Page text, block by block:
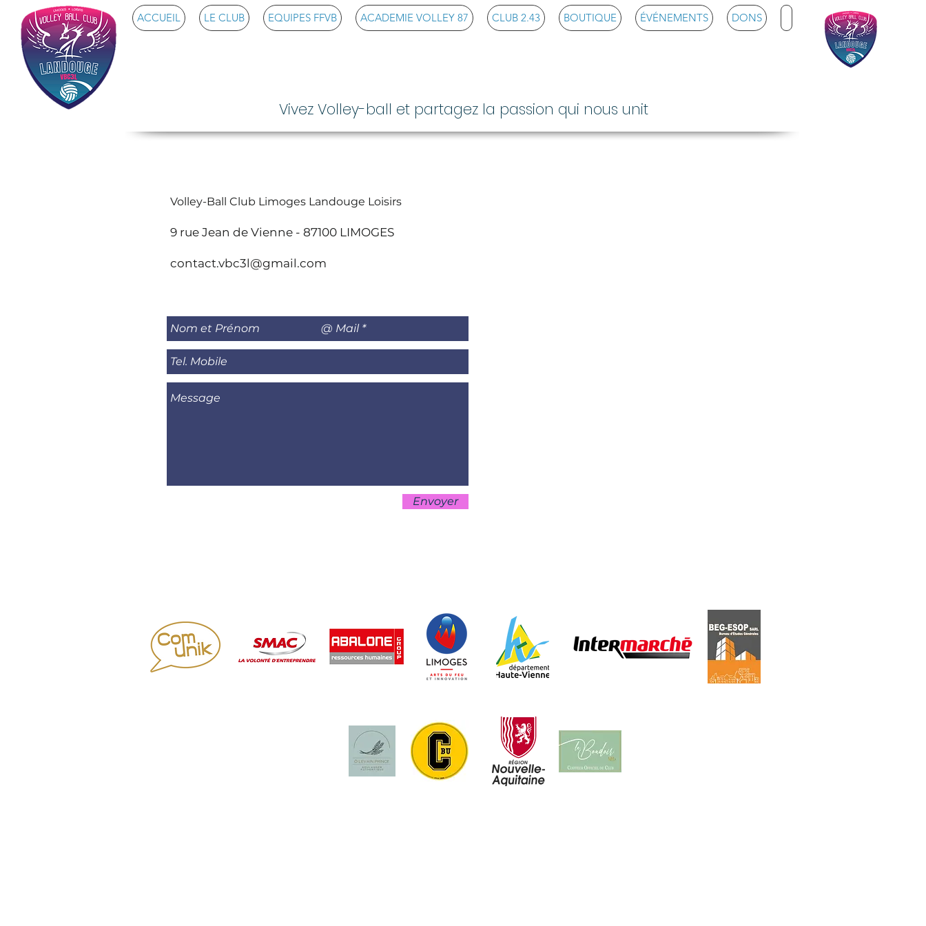
ACCUEIL LE CLUB EQUIPES FFVB ACADEMIE VOLLEY 87 CLUB 2.43 BOUTIQUE ÉVÉNEMENTS DONS
Vivez Volley-ball et partagez la passion qui nous unit
Volley-Ball Club Limoges Landouge Loisirs
9 rue Jean de Vienne - 87100 LIMOGES
contact.vbc3l@gmail.com
Envoyer